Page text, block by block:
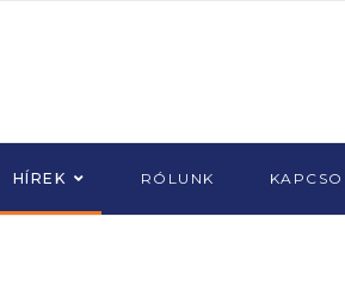
HÍREK RÓLUNK